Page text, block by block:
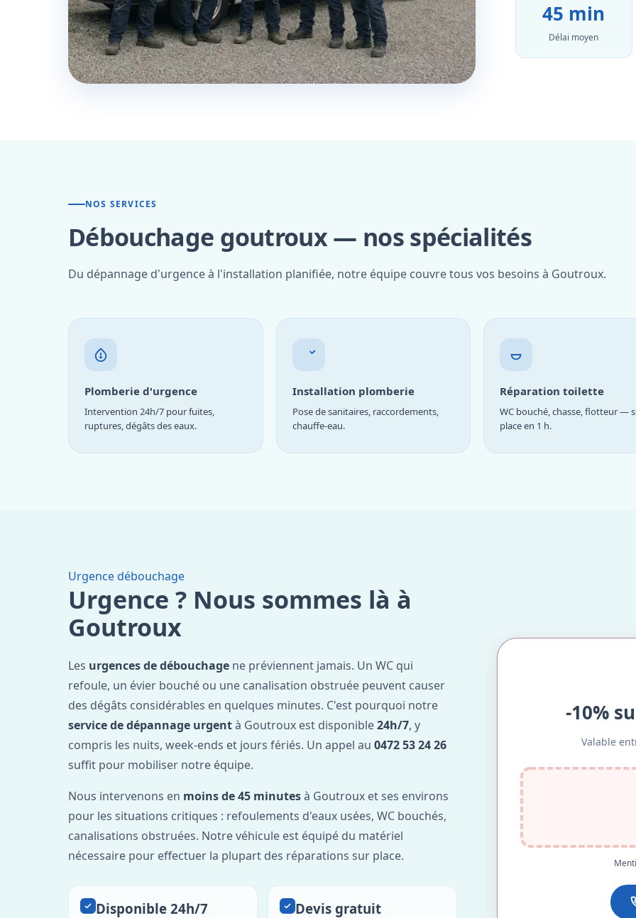
45 min
Délai moyen
NOS SERVICES
Débouchage goutroux — nos spécialités
Du dépannage d'urgence à l'installation planifiée, notre équipe couvre tous vos besoins à Goutroux.
Plomberie d'urgence
Intervention 24h/7 pour fuites,
ruptures, dégâts des eaux.
Installation plomberie
Pose de sanitaires, raccordements,
chauffe-eau.
Réparation toilette
WC bouché, chasse, flotteur —
place en 1 h.
Urgence débouchage
Urgence ? Nous sommes là à
Goutroux
Les urgences de débouchage ne préviennent jamais. Un WC qui
refoule, un évier bouché ou une canalisation obstruée peuvent causer
des dégâts considérables en quelques minutes. C'est pourquoi notre
service de dépannage urgentà Goutroux est disponible24h/7, y
compris les nuits, week-ends et jours fériés. Un appel au 0472 53 24 26
suffit pour mobiliser notre équipe.
Nous intervenons en moins de 45 minutesà Goutroux et ses environs
pour les situations critiques : refoulements d'eaux usées, WC bouchés,
canalisations obstruées. Notre véhicule est équipé du matériel
nécessaire pour effectuer la plupart des réparations sur place.
Disponible 24h/7 Devis gratuit
-10%
Valable